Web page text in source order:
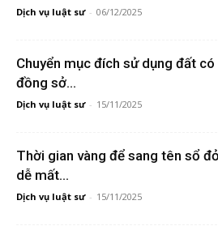
Dịch vụ luật sư - 06/12/2025
Chuyển mục đích sử dụng đất
đồng sở...
Dịch vụ luật sư - 15/11/2025
Thời gian vàng để sang tên sổ
dễ mất...
Dịch vụ luật sư - 15/11/2025